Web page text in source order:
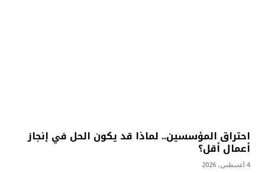
احتراق المؤسسين.. لماذا قد يكون الحل في إنجاز
أعمال أقل؟
4 أغسطس، 2026